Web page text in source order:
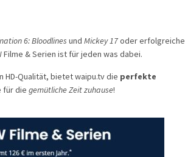
6: Bloodlines und Mickey 17oder erfolgreiche
Filme & Serien ist für jeden was dabei.
HD-Qualität, bietet waipu.tv die perfekte
für die gemütliche Zeit zuhause!